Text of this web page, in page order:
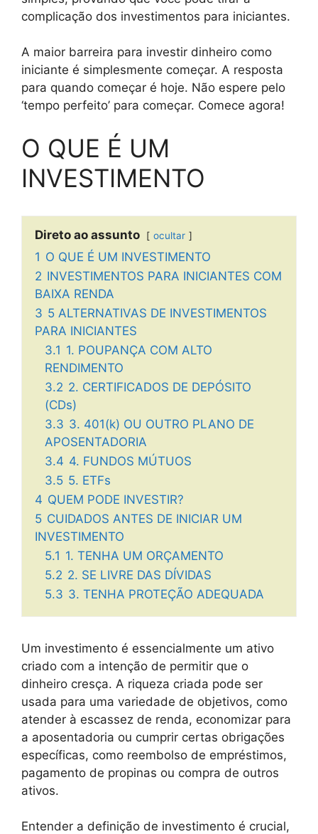
complicação dos investimentos para iniciantes.
A maior barreira para investir dinheiro como
iniciante é simplesmente começar. A resposta
para quando começar é hoje. Não espere pelo
‘tempo perfeito’ para começar. Comece agora!
O QUE É UM
INVESTIMENTO
Direto ao assunto ocultar
1 O QUE É UM INVESTIMENTO
2 INVESTIMENTOS PARA INICIANTES COM
BAIXA RENDA
3 5 ALTERNATIVAS DE INVESTIMENTOS
PARA INICIANTES
3.1 1. POUPANÇA COM ALTO
RENDIMENTO
3.2 2. CERTIFICADOS DE DEPÓSITO
(CDs)
3.3 3. 401(k) OU OUTRO PLANO DE
APOSENTADORIA
3.4 4. FUNDOS MÚTUOS
3.5 5. ETFs
4 QUEM PODE INVESTIR?
5 CUIDADOS ANTES DE INICIAR UM
INVESTIMENTO
5.1 1. TENHA UM ORÇAMENTO
5.2 2. SE LIVRE DAS DÍVIDAS
5.3 3. TENHA PROTEÇÃO ADEQUADA
Um investimento é essencialmente um ativo
criado com a intenção de permitir que o
dinheiro cresça. A riqueza criada pode ser
usada para uma variedade de objetivos, como
atender à escassez de renda, economizar para
a aposentadoria ou cumprir certas obrigações
específicas, como reembolso de empréstimos,
pagamento de propinas ou compra de outros
ativos.
Entender a definição de investimento é crucial,